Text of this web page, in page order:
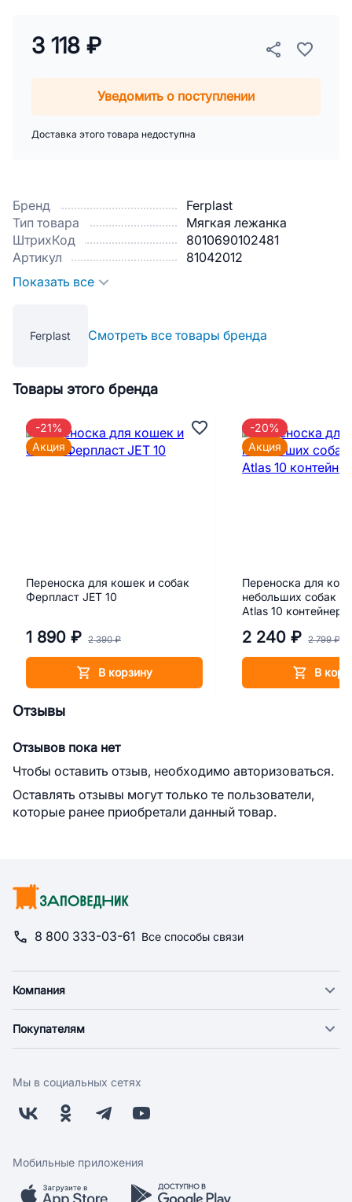
Бренд
Ferplast
Тип товара
Мягкая лежанка
ШтрихКод
8010690102481
Артикул
81042012
Показать все
Ferplast Смотреть все товары бренда
3 118 ₽
Уведомить о поступлении
Доставка этого товара недоступна
Товары этого бренда
Переноска для кошек и собак
Ферпласт JET 10
1 890 ₽ 2 390 ₽
В корзину
-21%
Акция
Переноска для
небольших собак
Atlas 10 контейнер
2 240 ₽ 2 799 ₽
В
-20%
Акция
Отзывы
Отзывов пока нет
Чтобы оставить отзыв, необходимо авторизоваться.
Оставлять отзывы могут только те пользователи,
которые ранее приобретали данный товар.
8 800 333-03-61 Все способы связи
Компания
Новости
Поставщикам
Заводчикам
Обратная связь
Покупателям
Оплата
Бонусная программа
Скидки и акции
Мобильное приложение
Мы в социальных сетях
Мобильные приложения